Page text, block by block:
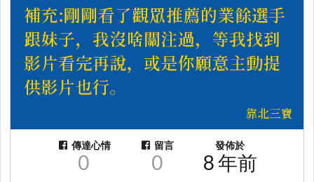
傳達心情
0
留言
0
發佈於
8 年前